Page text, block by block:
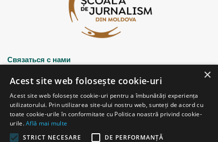
Связаться с нами
Strada Șciusev, 53
2012 Chișinău, Republica Moldova
tel: (+373 22) 213652, 227539
fax: (+373 22) 226681
Email: redactia@ijc.md
×
Acest site web folosește cookie-uri
Acest site web folosește cookie-uri pentru a îmbunătăți experiența
utilizatorului. Prin utilizarea site-ului nostru web, sunteți de acord cu
toate cookie-urile în conformitate cu Politica noastră privind cookie-
urile.Află mai multe
STRICT NECESARE
DE PERFORMANȚĂ